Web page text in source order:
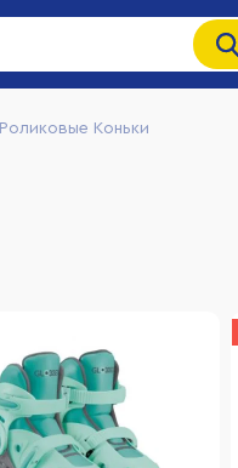
Роликовые Коньки